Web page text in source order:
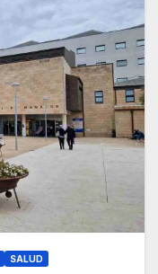
SALUD